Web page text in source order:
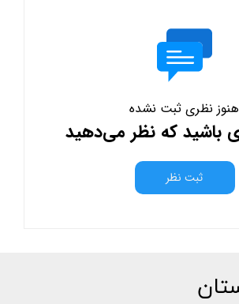
هنوز نظری ثبت نشده
باشید که نظر می‌دهید
ثبت نظر